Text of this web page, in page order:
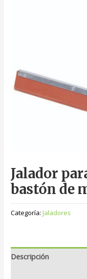
Jalador
bastón de
Categoría:Jaladores
Descripción